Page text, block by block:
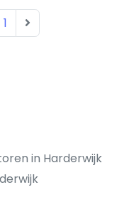
in Harderwijk
1